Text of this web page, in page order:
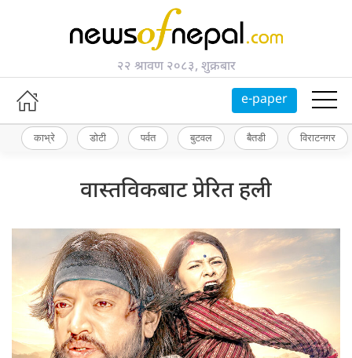
२२ श्रावण २०८३, शुक्रबार
e-paper
काभ्रे डोटी पर्वत बुटवल बैतडी विराटनगर
वास्तविकबाट प्रेरित हली